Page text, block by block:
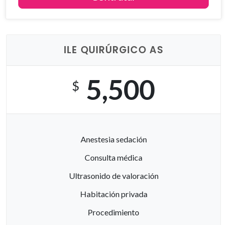
ILE QUIRÚRGICO AS
$ 5,500
Anestesia sedación
Consulta médica
Ultrasonido de valoración
Habitación privada
Procedimiento